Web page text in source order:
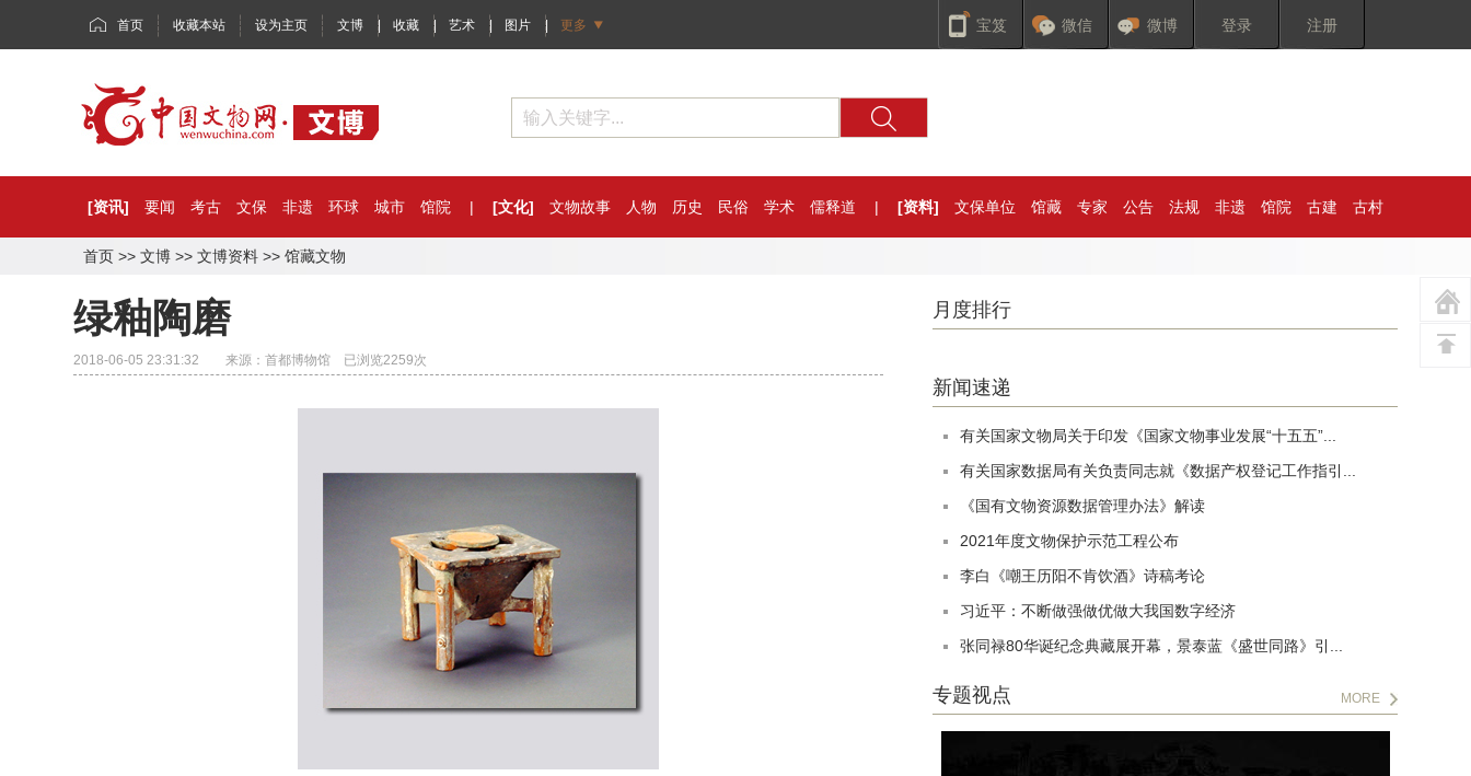
首页 收藏本站 设为主页 文博 | 收藏 | 艺术 | 图片 | 更多 宝笈 微信 微博 登录 注册
[资讯] 要闻 考古 文保 非遗 环球 城市 馆院 | [文化] 文物故事 人物 历史 民俗 学术 儒释道 | [资料] 文保单位 馆藏 专家 公告 法规 非遗 馆院 古建 古村
首页 >> 文博 >> 文博资料 >> 馆藏文物
绿釉陶磨
2018-06-05 23:31:32 来源：首都博物馆 已浏览2259次
月度排行
新闻速递
有关国家文物局关于印发《国家文物事业发展“十五五”...
有关国家数据局有关负责同志就《数据产权登记工作指引...
《国有文物资源数据管理办法》解读
2021年度文物保护示范工程公布
李白《嘲王历阳不肯饮酒》诗稿考论
习近平：不断做强做优做大我国数字经济
张同禄80华诞纪念典藏展开幕，景泰蓝《盛世同路》引...
专题视点 MORE